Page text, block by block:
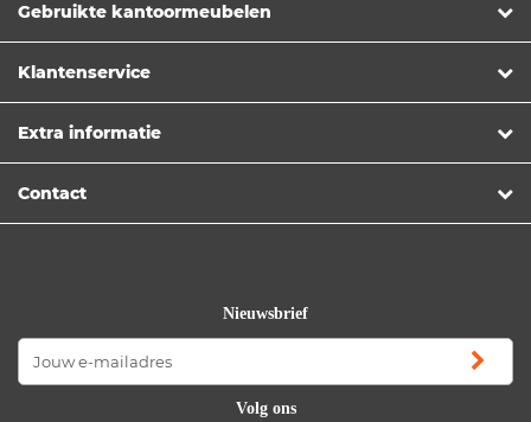
Gebruikte kantoormeubelen
Klantenservice
Extra informatie
Contact
Nieuwsbrief
Volg ons